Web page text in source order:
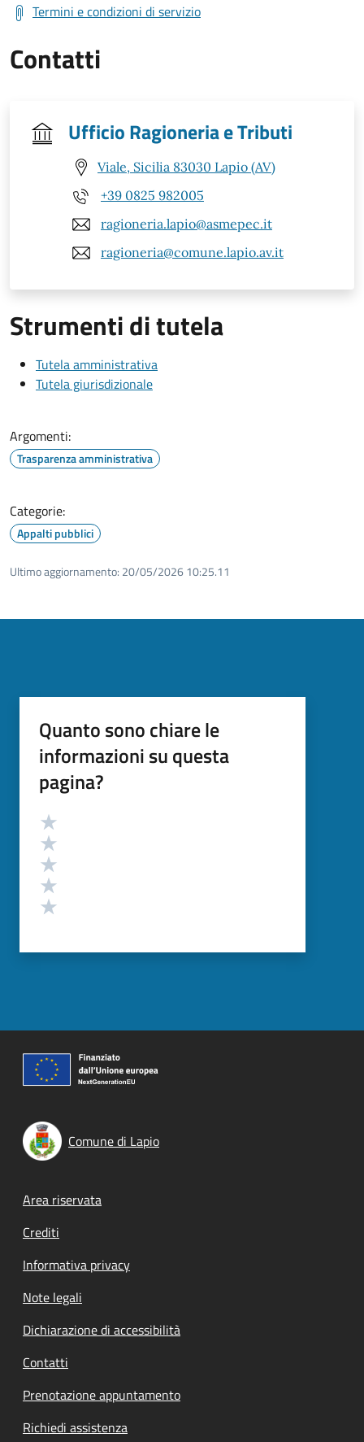
Termini e condizioni di servizio
Contatti
Ufficio Ragioneria e Tributi
Viale, Sicilia 83030 Lapio (AV)
+39 0825 982005
ragioneria.lapio@asmepec.it
ragioneria@comune.lapio.av.it
Strumenti di tutela
Tutela amministrativa
Tutela giurisdizionale
Argomenti:
Trasparenza amministrativa
Categorie:
Appalti pubblici
Ultimo aggiornamento: 20/05/2026 10:25.11
Quanto sono chiare le
informazioni su questa
pagina?
Valutazione
Comune di Lapio
Footer menu
Area riservata
Crediti
Informativa privacy
Note legali
Dichiarazione di accessibilità
Contatti
Prenotazione appuntamento
Richiedi assistenza